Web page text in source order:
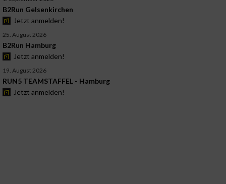
B2Run Gelsenkirchen
Jetzt anmelden!
25. August 2026
B2Run Hamburg
Jetzt anmelden!
19. August 2026
RUN5 TEAMSTAFFEL - Hamburg
Jetzt anmelden!